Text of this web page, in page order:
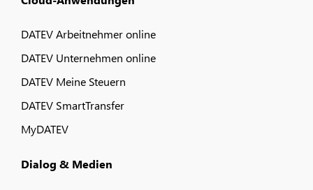
DATEV Arbeitnehmer online
DATEV Unternehmen online
DATEV Meine Steuern
DATEV SmartTransfer
MyDATEV
Dialog & Medien